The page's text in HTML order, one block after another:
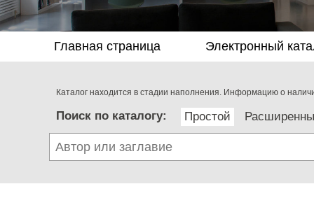
Главная страница Электронный
Каталог находится в стадии наполнения. Информацию о
Поиск по каталогу: Простой